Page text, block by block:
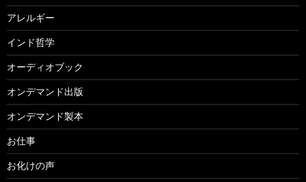
アレルギー
インド哲学
オーディオブック
オンデマンド出版
オンデマンド製本
お仕事
お化けの声